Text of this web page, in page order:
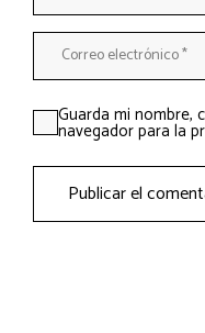
Guarda mi nombre,
navegador para la
Publicar el